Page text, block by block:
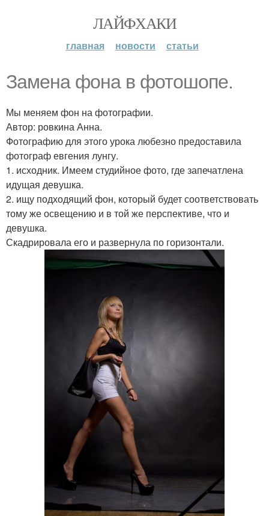
ЛАЙФХАКИ
главная новости статьи
Замена фона в фотошопе.
Мы меняем фон на фотографии.
Автор: ровкина Анна.
Фотографию для этого урока любезно предоставила
фотограф евгения лунгу.
1. исходник. Имеем студийное фото, где запечатлена
идущая девушка.
2. ищу подходящий фон, который будет соответствовать
тому же освещению и в той же перспективе, что и
девушка.
Скадрировала его и развернула по горизонтали.